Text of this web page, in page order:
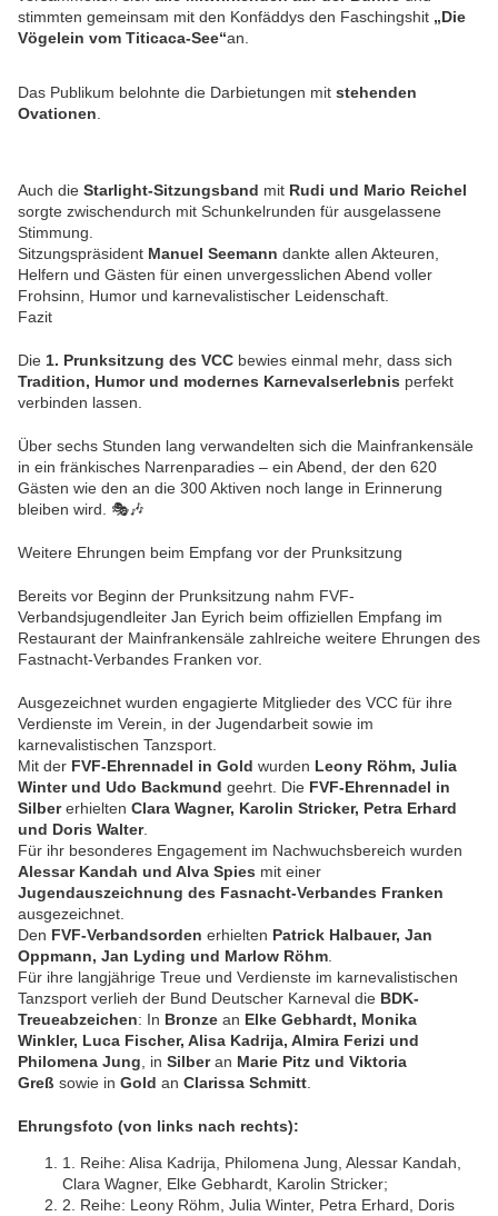
stimmten gemeinsam mit den Konfäddys den Faschingshit „Die
Vögelein vom Titicaca-See“an.
Das Publikum belohnte die Darbietungen mit stehenden
Ovationen
Auch die Starlight-Sitzungsband mit Rudi und Mario Reichel
sorgte zwischendurch mit Schunkelrunden für ausgelassene
Stimmung.
Sitzungspräsident Manuel Seemann dankte allen Akteuren,
Helfern und Gästen für einen unvergesslichen Abend voller
Frohsinn, Humor und karnevalistischer Leidenschaft.
Fazit
Die 1. Prunksitzung des VCC bewies einmal mehr, dass sich
Tradition, Humor und modernes Karnevalserlebnis perfekt
verbinden lassen.
Über sechs Stunden lang verwandelten sich die Mainfrankensäle
in ein fränkisches Narrenparadies – ein Abend, der den 620
Gästen wie den an die 300 Aktiven noch lange in Erinnerung
bleiben wird. 🎭🎶
Weitere Ehrungen beim Empfang vor der Prunksitzung
Bereits vor Beginn der Prunksitzung nahm FVF-
Verbandsjugendleiter Jan Eyrich beim offiziellen Empfang im
Restaurant der Mainfrankensäle zahlreiche weitere Ehrungen des
Fastnacht-Verbandes Franken vor.
Ausgezeichnet wurden engagierte Mitglieder des VCC für ihre
Verdienste im Verein, in der Jugendarbeit sowie im
karnevalistischen Tanzsport.
Mit der FVF-Ehrennadel in Gold wurden Leony Röhm, Julia
Winter und Udo Backmund geehrt. Die FVF-Ehrennadel in
Silbererhielten Clara Wagner, Karolin Stricker, Petra Erhard
und Doris Walter.
Für ihr besonderes Engagement im Nachwuchsbereich wurden
Alessar Kandah und Alva Spies mit einer
Jugendauszeichnung des Fasnacht-Verbandes Franken
ausgezeichnet.
Den FVF-Verbandsorden erhielten Patrick Halbauer, Jan
Oppmann, Jan Lyding und Marlow Röhm
Für ihre langjährige Treue und Verdienste im karnevalistischen
Tanzsport verlieh der Bund Deutscher Karneval die BDK-
Treueabzeichen: In Bronze an Elke Gebhardt, Monika
Winkler, Luca Fischer, Alisa Kadrija, Almira Ferizi und
Philomena Jung , in Silberan Marie Pitz und Viktoria
Greß sowie in Gold an Clarissa Schmitt
Ehrungsfoto (von links nach rechts):
1. Reihe: Alisa Kadrija, Philomena Jung, Alessar Kandah,
Clara Wagner, Elke Gebhardt, Karolin Stricker;
2. Reihe: Leony Röhm, Julia Winter, Petra Erhard, Doris